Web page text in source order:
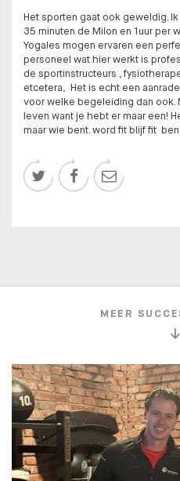
Het sporten gaat ook geweldig.
35 minuten de Milon en 1uur per
Yogales mogen ervaren een
personeel wat hier werkt is
de sportinstructeurs ,
etcetera, Het is echt een
voor welke begeleiding dan ook.
leven want je hebt er maar een!
maar wie bent. word fit blijf fit ben
  
MEER